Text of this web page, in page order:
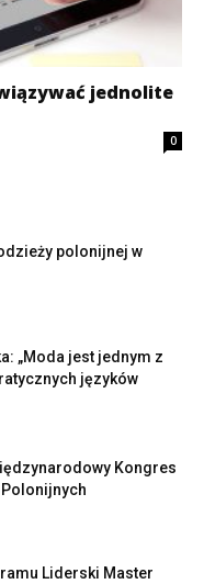
jednolite
0
polonijnej w
„Moda jest jednym z
języków
Kongres
Liderski Master